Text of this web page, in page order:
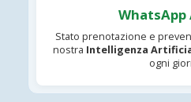
WhatsApp
Stato prenotazione e
nostra Intelligenza
ogni